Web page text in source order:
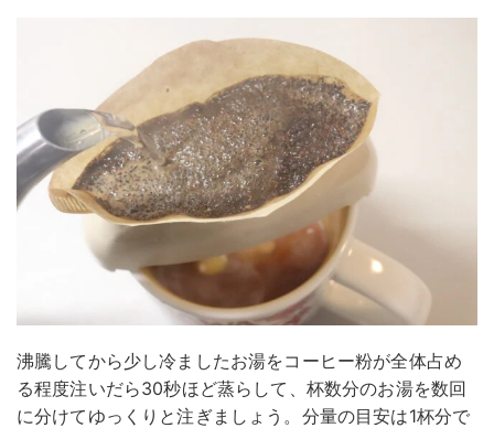
沸騰してから少し冷ましたお湯をコーヒー粉が全体占め
る程度注いだら30秒ほど蒸らして、杯数分のお湯を数回
に分けてゆっくりと注ぎましょう。分量の目安は1杯分で